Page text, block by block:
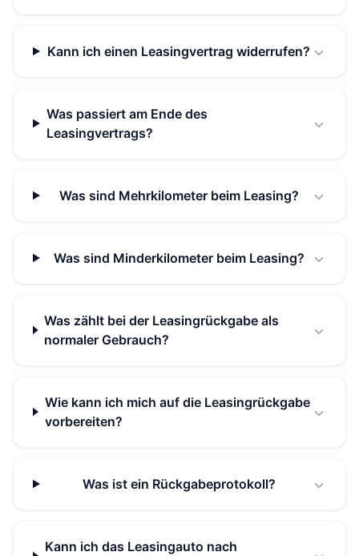
Kann ich einen Leasingvertrag widerrufen?
Was passiert am Ende des
Leasingvertrags?
Was sind Mehrkilometer beim Leasing?
Was sind Minderkilometer beim Leasing?
Was zählt bei der Leasingrückgabe als
normaler Gebrauch?
Wie kann ich mich auf die Leasingrückgabe
vorbereiten?
Was ist ein Rückgabeprotokoll?
Kann ich das Leasingauto nach